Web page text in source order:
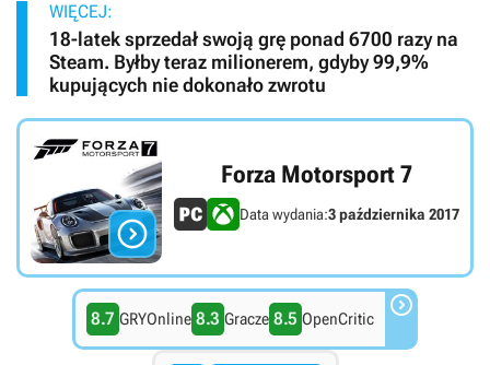
WIĘCEJ:
18-latek sprzedał swoją grę ponad 6700 razy na
Steam. Byłby teraz milionerem, gdyby 99,9%
kupujących nie dokonało zwrotu

Forza Motorsport 7
Data wydania:3 października 2017
8.7 GRYOnline 8.3 Gracze 8.5 OpenCritic 